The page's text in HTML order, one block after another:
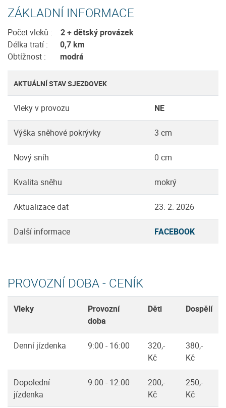
ZÁKLADNÍ INFORMACE
Počet vleků : 2 + dětský provázek
Délka tratí : 0,7 km
Obtížnost : modrá
AKTUÁLNÍ STAV SJEZDOVEK
Vleky v provozu NE
Výška sněhové pokrývky 3 cm
Nový sníh 0 cm
Kvalita sněhu mokrý
Aktualizace dat 23. 2. 2026
Další informace FACEBOOK
PROVOZNÍ DOBA - CENÍK
Vleky
Provozní
doba
Děti Dospělí
Denní jízdenka 9:00 - 16:00
320,-
Kč
380,-
Kč
Dopolední
jízdenka
9:00 - 12:00
200,-
Kč
250,-
Kč